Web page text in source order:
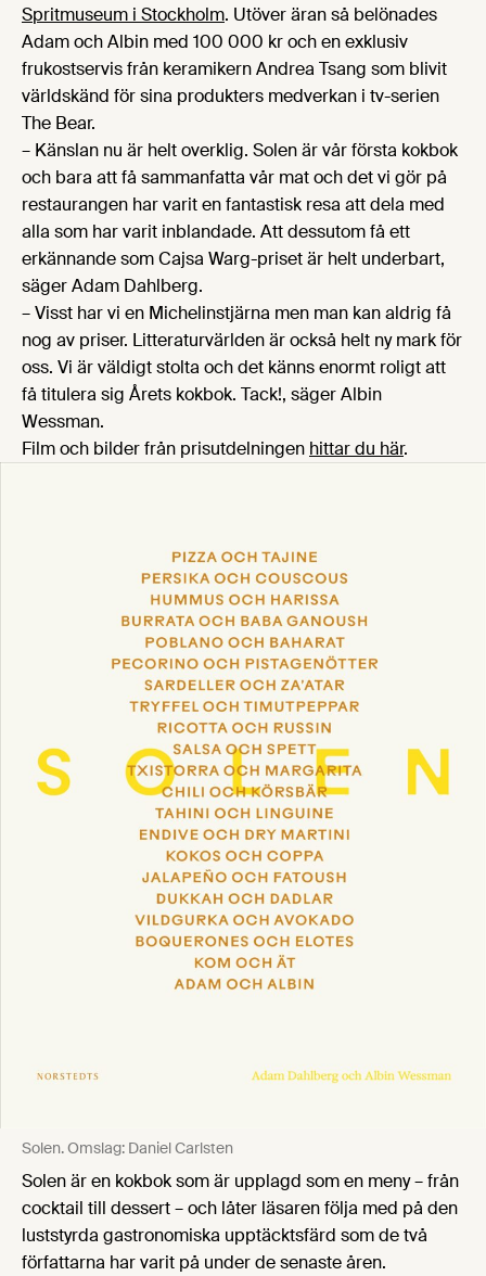
Spritmuseum i Stockholm. Utöver äran så belönades
Adam och Albin med 100 000 kr och en exklusiv
frukostservis från keramikern Andrea Tsang som blivit
världskänd för sina produkters medverkan i tv-serien
The Bear.
– Känslan nu är helt overklig. Solen är vår första kokbok
och bara att få sammanfatta vår mat och det vi gör på
restaurangen har varit en fantastisk resa att dela med
alla som har varit inblandade. Att dessutom få ett
erkännande som Cajsa Warg-priset är helt underbart,
säger Adam Dahlberg.
– Visst har vi en Michelinstjärna men man kan aldrig få
nog av priser. Litteraturvärlden är också helt ny mark för
oss. Vi är väldigt stolta och det känns enormt roligt att
få titulera sig Årets kokbok. Tack!, säger Albin
Wessman.
Film och bilder från prisutdelningen hittar du här.
Solen. Omslag: Daniel Carlsten
Solen är en kokbok som är upplagd som en meny – från
cocktail till dessert – och låter läsaren följa med på den
luststyrda gastronomiska upptäcktsfärd som de två
författarna har varit på under de senaste åren.